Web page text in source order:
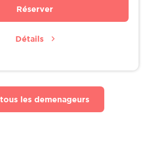
Réserver
Détails
les demenageurs